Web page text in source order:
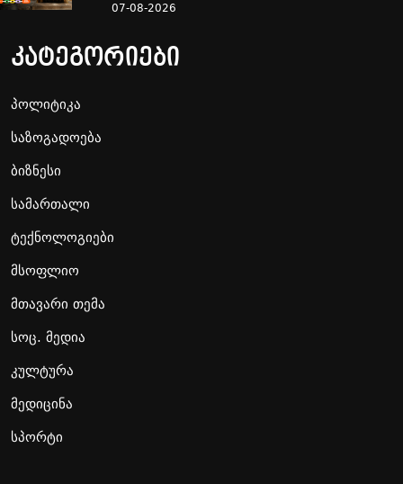
07-08-2026
კატეგორიები
პოლიტიკა
საზოგადოება
ბიზნესი
სამართალი
ტექნოლოგიები
მსოფლიო
მთავარი თემა
სოც. მედია
კულტურა
მედიცინა
სპორტი